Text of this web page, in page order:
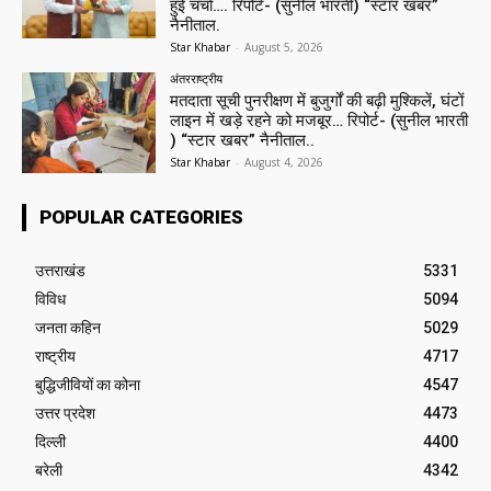
हुई चर्चा…. रिपोर्ट- (सुनील भारती) “स्टार खबर”
नैनीताल.
Star Khabar - August 5, 2026
अंतरराष्ट्रीय
मतदाता सूची पुनरीक्षण में बुजुर्गों की बढ़ी मुश्किलें, घंटों
लाइन में खड़े रहने को मजबूर… रिपोर्ट- (सुनील भारती
) “स्टार खबर” नैनीताल..
Star Khabar - August 4, 2026
POPULAR CATEGORIES
उत्तराखंड
5331
विविध
5094
जनता कहिन
5029
राष्ट्रीय
4717
बुद्धिजीवियों का कोना
4547
उत्तर प्रदेश
4473
दिल्ली
4400
बरेली
4342